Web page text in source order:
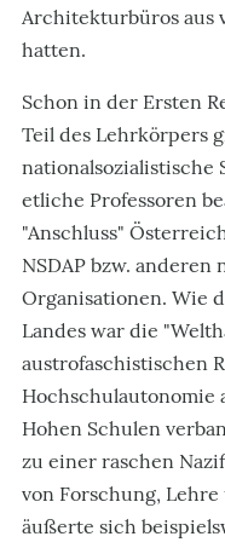
Architekturbüros aus
hatten.
Schon in der Ersten
Teil des Lehrkörpers
nationalsozialistische
etliche Professoren
"Anschluss"
NSDAP bzw. anderen
Organisationen. Wie
Landes war die
austrofaschistischen
Hochschulautonomie
Hohen Schulen
zu einer raschen
von Forschung,
äußerte sich